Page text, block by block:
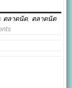
ตลาดนัด, ตลาดนัด